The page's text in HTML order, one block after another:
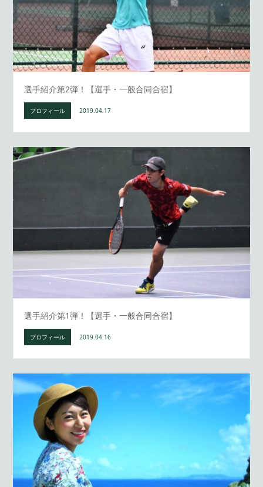
選手紹介第2弾！【選手・一般合同合宿】
プロフィール 2019.04.17
選手紹介第1弾！【選手・一般合同合宿】
プロフィール 2019.04.16